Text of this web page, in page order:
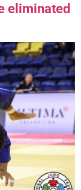
eliminated